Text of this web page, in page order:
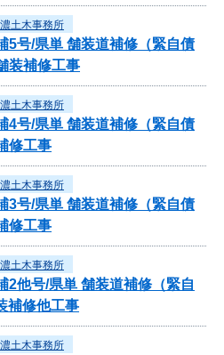
土木事務所
5号/県単 舗装道補修（緊自債
装補修工事
土木事務所
4号/県単 舗装道補修（緊自債
修工事
土木事務所
3号/県単 舗装道補修（緊自債
修工事
土木事務所
2他号/県単 舗装道補修（緊自
補修他工事
土木事務所